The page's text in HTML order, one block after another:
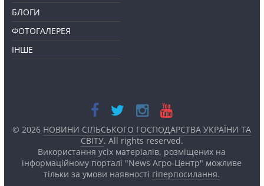
БЛОГИ
ФОТОГАЛЕРЕЯ
ІНШЕ
© 2026 НОВИНИ СІЛЬСЬКОГО ГОСПОДАРСТВА УКРАЇНИ ТА
СВІТУ. All rights reserved.
Використання усіх матеріалів, розміщених на
інформаційному порталі "News Агро-Центр" можливе
тільки за умови наявності гіперпосилання.